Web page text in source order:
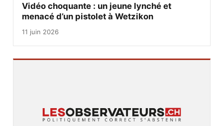
Vidéo choquante : un jeune lynché et
menacé d’un pistolet à Wetzikon
11 juin 2026